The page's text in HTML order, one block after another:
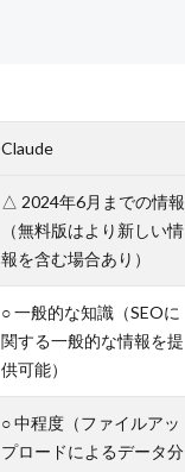
Claude
△ 2024年6月までの情報
（無料版はより新しい情
報を含む場合あり）
○ 一般的な知識（SEOに
関する一般的な情報を提
供可能）
○ 中程度（ファイルアッ
プロードによるデータ分